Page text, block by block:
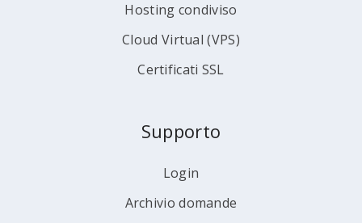
Hosting condiviso
Cloud Virtual (VPS)
Certificati SSL
Supporto
Login
Archivio domande